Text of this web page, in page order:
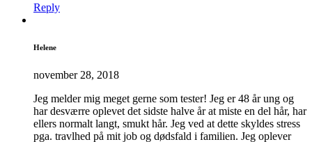
Reply
Helene
november 28, 2018
Jeg melder mig meget gerne som tester! Jeg er 48 år ung og
har desværre oplevet det sidste halve år at miste en del hår, har
ellers normalt langt, smukt hår. Jeg ved at dette skyldes stress
pga. travlhed på mit job og dødsfald i familien. Jeg oplever